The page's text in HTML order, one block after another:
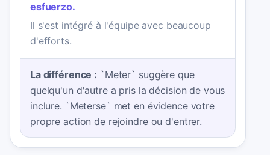
esfuerzo.
Il s'est intégré à l'équipe avec beaucoup
d'efforts.
La différence : `Meter` suggère que
quelqu'un d'autre a pris la décision de vous
inclure. `Meterse` met en évidence votre
propre action de rejoindre ou d'entrer.